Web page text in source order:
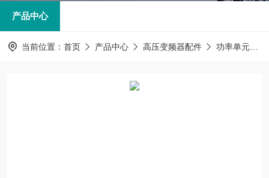
产品中心
当前位置： 首页 产品中心 高压变频器配件 功率单元